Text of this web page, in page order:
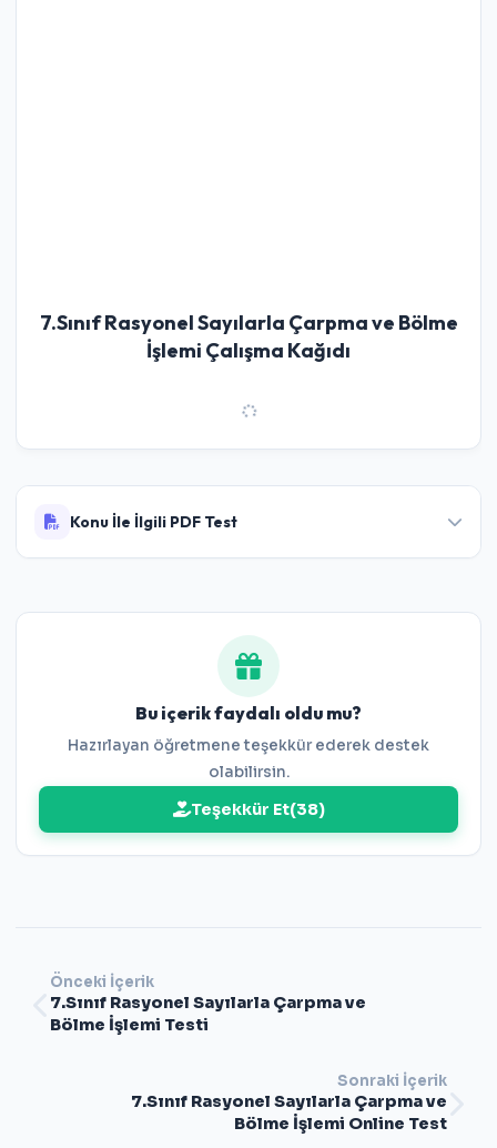
7.Sınıf Rasyonel Sayılarla Çarpma ve Bölme
İşlemi Çalışma Kağıdı
Konu İle İlgili PDF Test
Bu içerik faydalı oldu mu?
Hazırlayan öğretmene teşekkür ederek destek
olabilirsin.
Teşekkür Et(38)
Önceki İçerik
7.Sınıf Rasyonel Sayılarla Çarpma ve
Bölme İşlemi Testi
Sonraki İçerik
7.Sınıf Rasyonel Sayılarla Çarpma ve
Bölme İşlemi Online Test